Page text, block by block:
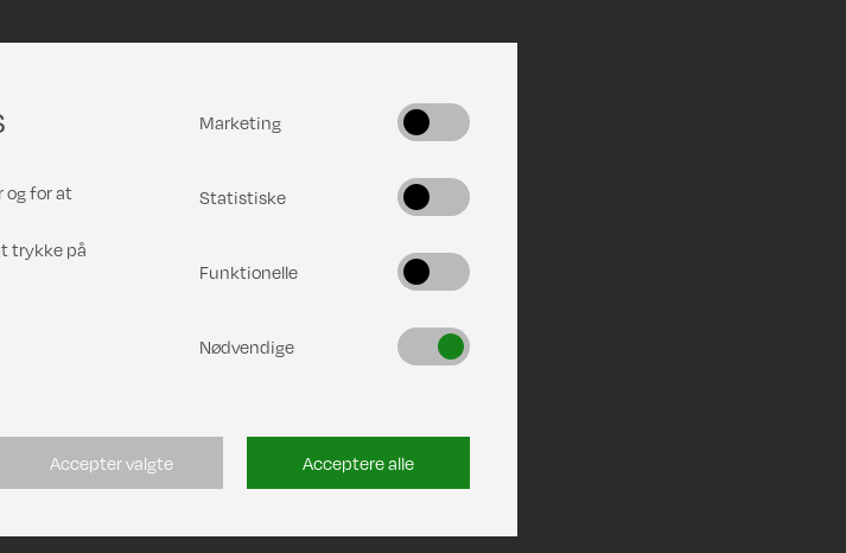
og for at
trykke på
Marketing
Statistiske
Funktionelle
Nødvendige
Accepter valgte Acceptere alle